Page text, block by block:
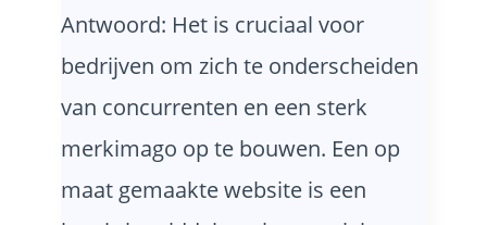
Antwoord: Het is cruciaal voor
bedrijven om zich te onderscheiden
van concurrenten en een sterk
merkimago op te bouwen. Een op
maat gemaakte website is een